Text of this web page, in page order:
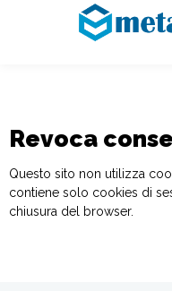
Revoca
Questo sito non utilizza
contiene solo cookies di
chiusura del browser.